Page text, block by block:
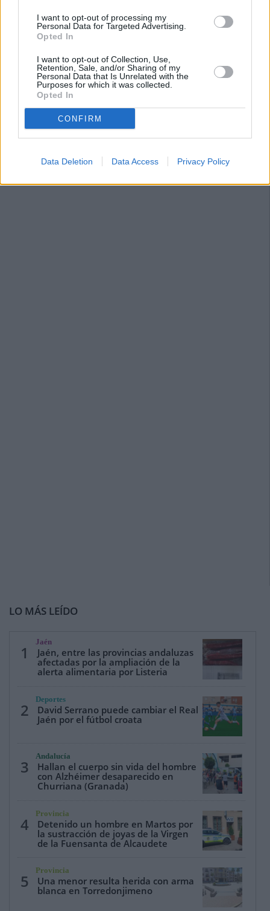
I want to opt-out of processing my
Personal Data for Targeted Advertising.
Opted In
I want to opt-out of Collection, Use,
Retention, Sale, and/or Sharing of my
Personal Data that Is Unrelated with the
Purposes for which it was collected.
Opted In
CONFIRM
Data Deletion Data Access Privacy Policy
LO MÁS LEÍDO
1
Jaén
Jaén, entre las provincias andaluzas
afectadas por la ampliación de la
alerta alimentaria por Listeria
2
Deportes
David Serrano puede cambiar el Real
Jaén por el fútbol croata
3
Andalucía
Hallan el cuerpo sin vida del hombre
con Alzhéimer desaparecido en
Churriana (Granada)
4
Provincia
Detenido un hombre en Martos por
la sustracción de joyas de la Virgen
de la Fuensanta de Alcaudete
5
Provincia
Una menor resulta herida con arma
blanca en Torredonjimeno